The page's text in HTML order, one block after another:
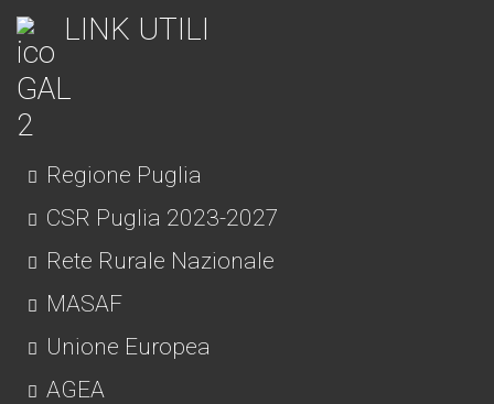
LINK UTILI
Regione Puglia
CSR Puglia 2023-2027
Rete Rurale Nazionale
MASAF
Unione Europea
AGEA